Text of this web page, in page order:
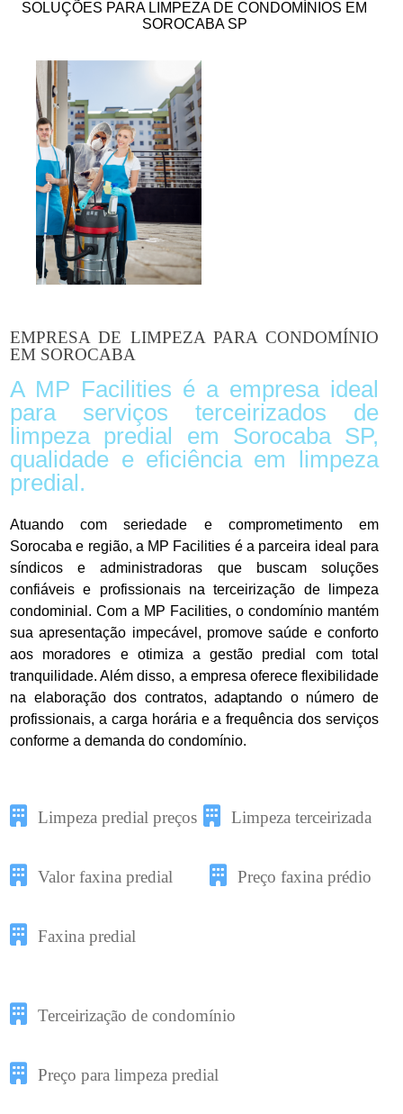
SOLUÇÕES PARA LIMPEZA DE CONDOMÍNIOS EM
SOROCABA SP
EMPRESA DE LIMPEZA PARA CONDOMÍNIO
EM SOROCABA
A MP Facilities é a empresa ideal
para serviços terceirizados de
limpeza predial em Sorocaba SP,
qualidade e eficiência em limpeza
predial.
Atuando com seriedade e comprometimento em
Sorocaba e região, a MP Facilities é a parceira ideal para
síndicos e administradoras que buscam soluções
confiáveis e profissionais na terceirização de limpeza
condominial. Com a MP Facilities, o condomínio mantém
sua apresentação impecável, promove saúde e conforto
aos moradores e otimiza a gestão predial com total
tranquilidade. Além disso, a empresa oferece flexibilidade
na elaboração dos contratos, adaptando o número de
profissionais, a carga horária e a frequência dos serviços
conforme a demanda do condomínio.
Limpeza predial preços Limpeza terceirizada
Valor faxina predial Preço faxina prédio
Faxina predial
Terceirização de condomínio
Preço para limpeza predial